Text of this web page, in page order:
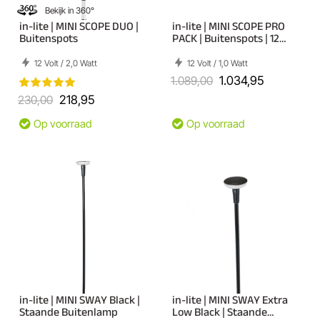
Bekijk in 360°
in-lite | MINI SCOPE DUO |
Buitenspots
12 Volt / 2,0 Watt
230,00 218,95
Op voorraad
in-lite | MINI SCOPE PRO
PACK | Buitenspots | 12
12 Volt / 1,0 Watt
1.089,00 1.034,95
Op voorraad
in-lite | MINI SWAY Black |
Staande Buitenlamp
in-lite | MINI SWAY Extra
Low Black | Staande